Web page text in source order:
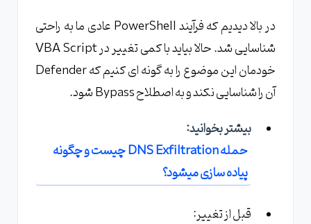
در بالا دیدیم که فرآیند PowerShell عادی ما به راحتی
شناسایی شد. حالا بیاید با کمی تغییر در VBA Script
خودمان این موضوع را به گونه ای کنیم که Defender
آن را شناسایی نکند و به اصطلاح Bypass شود.
بیشتر بخوانید:
حمله DNS Exfiltration چیست و چگونه
پیاده سازی میشود؟
قبل از تغییر: